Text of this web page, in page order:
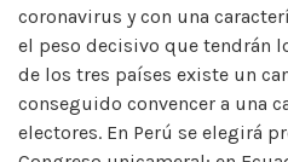
coronavirus y con una
el peso decisivo que tendrán
de los tres países existe un
conseguido convencer a una
electores. En Perú se elegirá